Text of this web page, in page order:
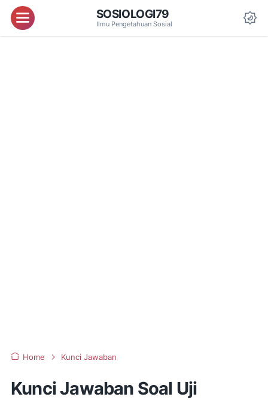
Menu SOSIOLOGI79
Ilmu Pengetahuan Sosial
Home Kunci Jawaban
Kunci Jawaban Soal Uji